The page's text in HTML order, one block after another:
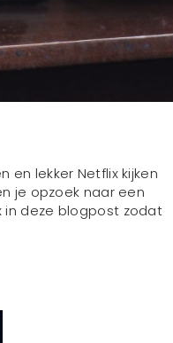
en lekker Netflix kijken
je opzoek naar een
in deze blogpost zodat